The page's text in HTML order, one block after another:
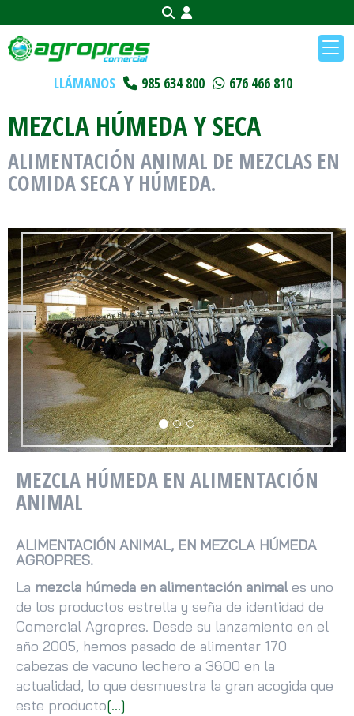
LLÁMANOS 985 634 800 676 466 810
MEZCLA HÚMEDA Y SECA
ALIMENTACIÓN ANIMAL DE MEZCLAS EN
COMIDA SECA Y HÚMEDA.
Anterior
MEZCLA HÚMEDA EN ALIMENTACIÓN
ANIMAL
ALIMENTACIÓN ANIMAL, EN MEZCLA HÚMEDA
AGROPRES.
La mezcla húmeda en alimentación animales uno
de los productos estrella y seña de identidad de
Comercial Agropres. Desde su lanzamiento en el
año 2005, hemos pasado de alimentar 170
cabezas de vacuno lechero a 3600 en la
actualidad, lo que desmuestra la gran acogida que
este producto[...]